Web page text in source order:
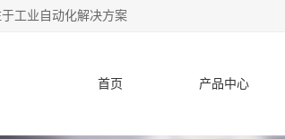
工业自动化解决方案
首页 产品中心